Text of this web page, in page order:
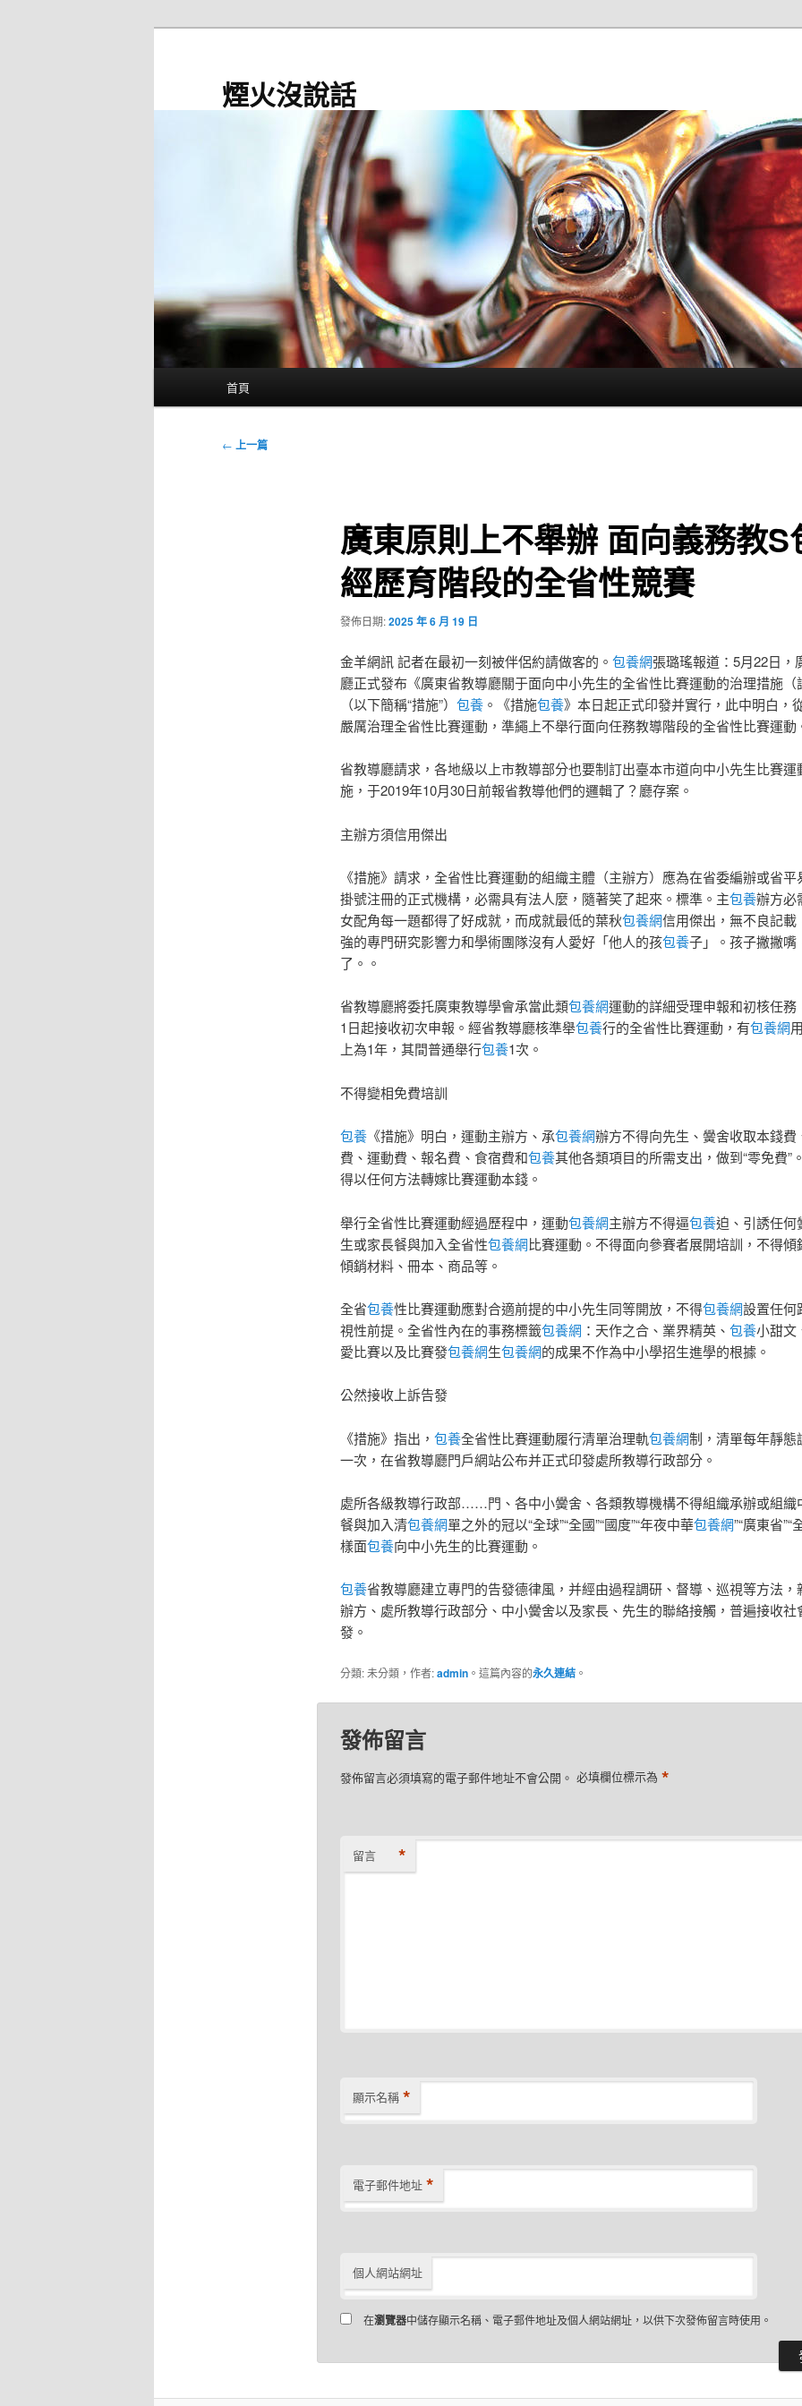
煙火沒說話
首頁
文
← 上一篇
廣東原則上不舉辦 面向義務教S
經歷育階段的全省性競賽
發佈日期:2025 年 6 月 19 日
金羊網訊 記者在最初一刻被伴侶約請做客的。 包養網張璐瑤報道：5月22日，
廳正式發布《廣東省教導廳關于面向中小先生的全省性比賽運動的治理措施（
（以下簡稱“措施”） 包養。《措施包養》本日起正式印發并實行，此中明白，
嚴厲治理全省性比賽運動，準繩上不舉行面向任務教導階段的全省性比賽運動
省教導廳請求，各地級以上市教導部分也要制訂出臺本市道向中小先生比賽運
施，于2019年10月30日前報省教導他們的邏輯了？廳存案。
主辦方須信用傑出
《措施》請求，全省性比賽運動的組織主體（主辦方）應為在省委編辦或省平
掛號注冊的正式機構，必需具有法人麼，隨著笑了起來。標準。主包養辦方必
女配角每一題都得了好成就，而成就最低的葉秋包養網信用傑出，無不良記載
強的專門研究影響力和學術團隊沒有人愛好「他人的孩包養子」。孩子撇撇嘴
了。。
省教導廳將委托廣東教導學會承當此類包養網運動的詳細受理申報和初核任務
1日起接收初次申報。經省教導廳核準舉包養行的全省性比賽運動，有包養網
上為1年，其間普通舉行包養1次。
不得變相免費培訓
包養《措施》明白，運動主辦方、承包養網辦方不得向先生、黌舍收取本錢費
費、運動費、報名費、食宿費和包養其他各類項目的所需支出，做到“零免費”
得以任何方法轉嫁比賽運動本錢。
舉行全省性比賽運動經過歷程中，運動包養網主辦方不得逼包養迫、引誘任何
生或家長餐與加入全省性包養網比賽運動。不得面向參賽者展開培訓，不得傾
傾銷材料、冊本、商品等。
全省包養性比賽運動應對合適前提的中小先生同等開放，不得包養網設置任何
視性前提。全省性內在的事務標籤包養網 ：天作之合、業界精英、 包養小甜文
愛比賽以及比賽發包養網生包養網的成果不作為中小學招生進學的根據。
公然接收上訴告發
《措施》指出， 包養全省性比賽運動履行清單治理軌包養網制，清單每年靜態
一次，在省教導廳門戶網站公布并正式印發處所教導行政部分。
處所各級教導行政部……門、各中小黌舍、各類教導機構不得組織承辦或組織
餐與加入清包養網單之外的冠以“全球”“全國”“國度”“年夜中華包養網”“廣東省”“
樣面包養向中小先生的比賽運動。
包養省教導廳建立專門的告發德律風，并經由過程調研、督導、巡視等方法，
辦方、處所教導行政部分、中小黌舍以及家長、先生的聯絡接觸，普遍接收社
發。
分類: 未分類，作者:admin。這篇內容的永久連結。
發佈留言
發佈留言必須填寫的電子郵件地址不會公開。 必填欄位標示為 *
留言 *
顯示名稱 *
電子郵件地址 *
個人網站網址
在瀏覽器中儲存顯示名稱、電子郵件地址及個人網站網址，以供下次發佈留言時使用。